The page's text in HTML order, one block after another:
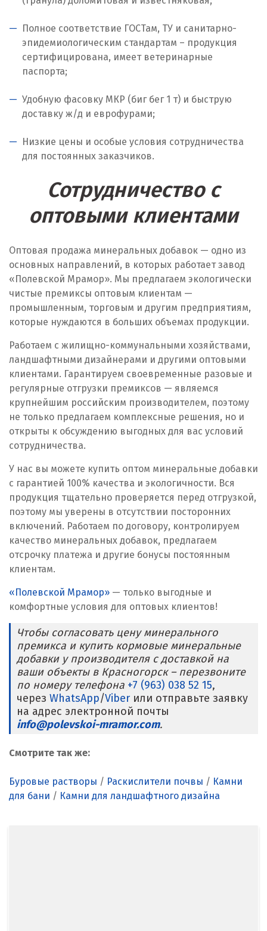
Ноябрьск
Нягань
О
Омск
Оренбург
Орехово-Зуево
П
Пенза
Первоуральск
Пермь
Подольск
Походилова
Псков
Пушкино
Пятигорск
Р
Раменское
Ревда
Реутов
Рязань
С
Салехард
Самара
Санкт-Петербург
Севастополь
Полное соответствие ГОСТам, ТУ и санитарно-
эпидемиологическим стандартам – продукция
сертифицирована, имеет ветеринарные
паспорта;
Удобную фасовку МКР (биг бег 1 т) и быструю
доставку ж/д и еврофурами;
Низкие цены и особые условия сотрудничества
для постоянных заказчиков.
Сотрудничество с
оптовыми клиентами
Оптовая продажа минеральных добавок — одно из
основных направлений, в которых работает завод
«Полевской Мрамор». Мы предлагаем экологически
чистые премиксы оптовым клиентам —
промышленным, торговым и другим предприятиям,
которые нуждаются в больших объемах продукции.
Работаем с жилищно-коммунальными хозяйствами,
ландшафтными дизайнерами и другими оптовыми
клиентами. Гарантируем своевременные разовые и
регулярные отгрузки премиксов — являемся
крупнейшим российским производителем, поэтому
не только предлагаем комплексные решения, но и
открыты к обсуждению выгодных для вас условий
сотрудничества.
У нас вы можете купить оптом минеральные добавки
с гарантией 100% качества и экологичности. Вся
продукция тщательно проверяется перед отгрузкой,
поэтому мы уверены в отсутствии посторонних
включений. Работаем по договору, контролируем
качество минеральных добавок, предлагаем
отсрочку платежа и другие бонусы постоянным
клиентам.
«Полевской Мрамор» — только выгодные и
комфортные условия для оптовых клиентов!
Чтобы согласовать цену минерального
премикса и купить кормовые минеральные
добавки у производителя с доставкой на
ваши объекты в Красногорск – перезвоните
по номеру телефона +7 (963) 038 52 15,
через WhatsApp/Viber или отправьте заявку
на адрес электронной почты
info@polevskoi-mramor.com.
Смотрите так же:
Буровые растворы / Раскислители почвы / Камни
для бани / Камни для ландшафтного дизайна